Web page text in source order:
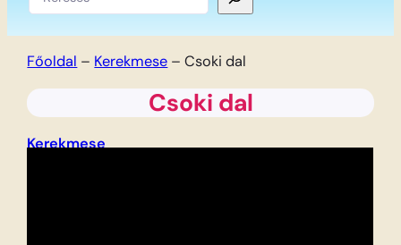
Főoldal – Kerekmese –Csoki dal
Csoki dal
Kerekmese